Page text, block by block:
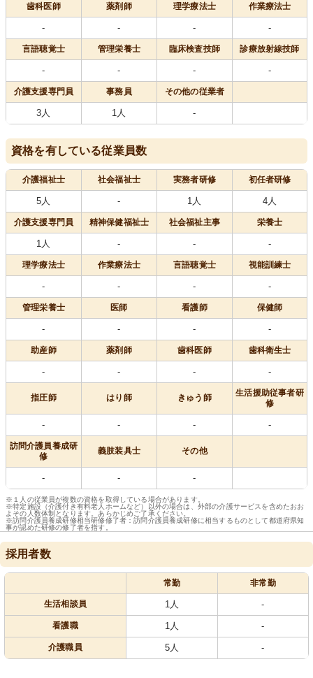
歯科医師 薬剤師 理学療法士 作業療法士
- - - -
言語聴覚士 管理栄養士 臨床検査技師 診療放射線技師
- - - -
介護支援専門員 事務員 その他の従業者
3人 1人 -
資格を有している従業員数
介護福祉士 社会福祉士 実務者研修 初任者研修
5人 - 1人 4人
介護支援専門員 精神保健福祉士 社会福祉主事 栄養士
1人 - - -
理学療法士 作業療法士 言語聴覚士 視能訓練士
- - - -
管理栄養士 医師 看護師 保健師
- - - -
助産師 薬剤師 歯科医師 歯科衛生士
- - - -
指圧師 はり師 きゅう師
生活援助従事者研
修
- - - -
訪問介護員養成研
修
義肢装具士 その他
- - -
※１人の従業員が複数の資格を取得している場合があります。
※特定施設（介護付き有料老人ホームなど）以外の場合は、外部の介護サービスを含めたおお
よその人数体制となります。あらかじめご了承ください。
※訪問介護員養成研修相当研修修了者：訪問介護員養成研修に相当するものとして都道府県知
事が認めた研修の修了者を指す。
採用者数
常勤 非常勤
生活相談員 1人 -
看護職 1人 -
介護職員 5人 -